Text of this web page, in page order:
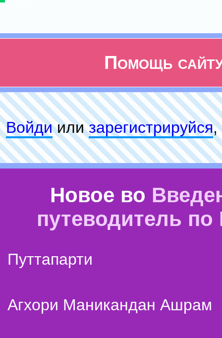
Помощь
Войдиилизарeгиcтpируйся,
Новое во
путеводитель
Путтапарти
Агхори Маникандан Ашрам